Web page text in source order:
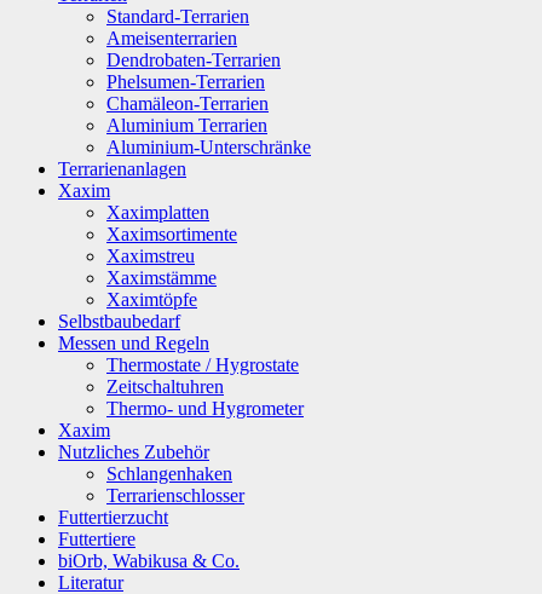
Standard-Terrarien
Ameisenterrarien
Dendrobaten-Terrarien
Phelsumen-Terrarien
Chamäleon-Terrarien
Aluminium Terrarien
Aluminium-Unterschränke
Terrarienanlagen
Xaxim
Xaximplatten
Xaximsortimente
Xaximstreu
Xaximstämme
Xaximtöpfe
Selbstbaubedarf
Messen und Regeln
Thermostate / Hygrostate
Zeitschaltuhren
Thermo- und Hygrometer
Xaxim
Nutzliches Zubehör
Schlangenhaken
Terrarienschlosser
Futtertierzucht
Futtertiere
biOrb, Wabikusa & Co.
Literatur